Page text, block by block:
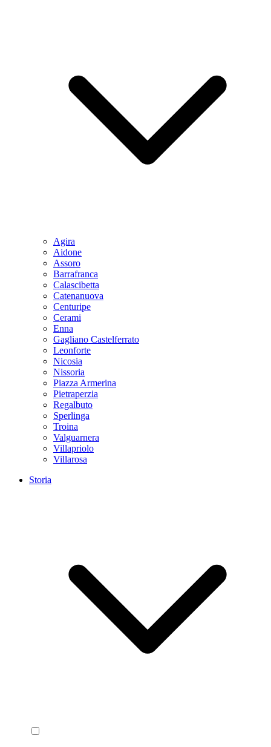
Agira
Aidone
Assoro
Barrafranca
Calascibetta
Catenanuova
Centuripe
Cerami
Enna
Gagliano Castelferrato
Leonforte
Nicosia
Nissoria
Piazza Armerina
Pietraperzia
Regalbuto
Sperlinga
Troina
Valguarnera
Villapriolo
Villarosa
Storia